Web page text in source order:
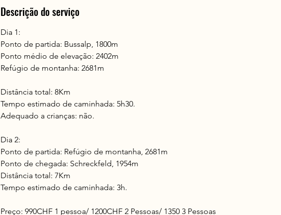
Descrição do serviço
Dia 1:
Ponto de partida: Bussalp, 1800m
Ponto médio de elevação: 2402m
Refúgio de montanha: 2681m
Distância total: 8Km
Tempo estimado de caminhada: 5h30.
Adequado a crianças: não.
Dia 2:
Ponto de partida: Refúgio de montanha, 2681m
Ponto de chegada: Schreckfeld, 1954m
Distância total: 7Km
Tempo estimado de caminhada: 3h.
Preço: 990CHF 1 pessoa/ 1200CHF 2 Pessoas/ 1350 3 Pessoas